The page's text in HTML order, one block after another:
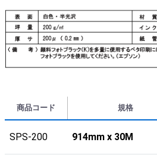
商品コード 規格
SPS-200 914mm x 30M